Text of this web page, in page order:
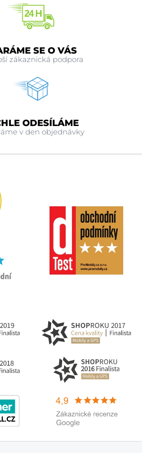
SE O VÁS
zákaznická podpora
ODESÍLÁME
v den objednávky